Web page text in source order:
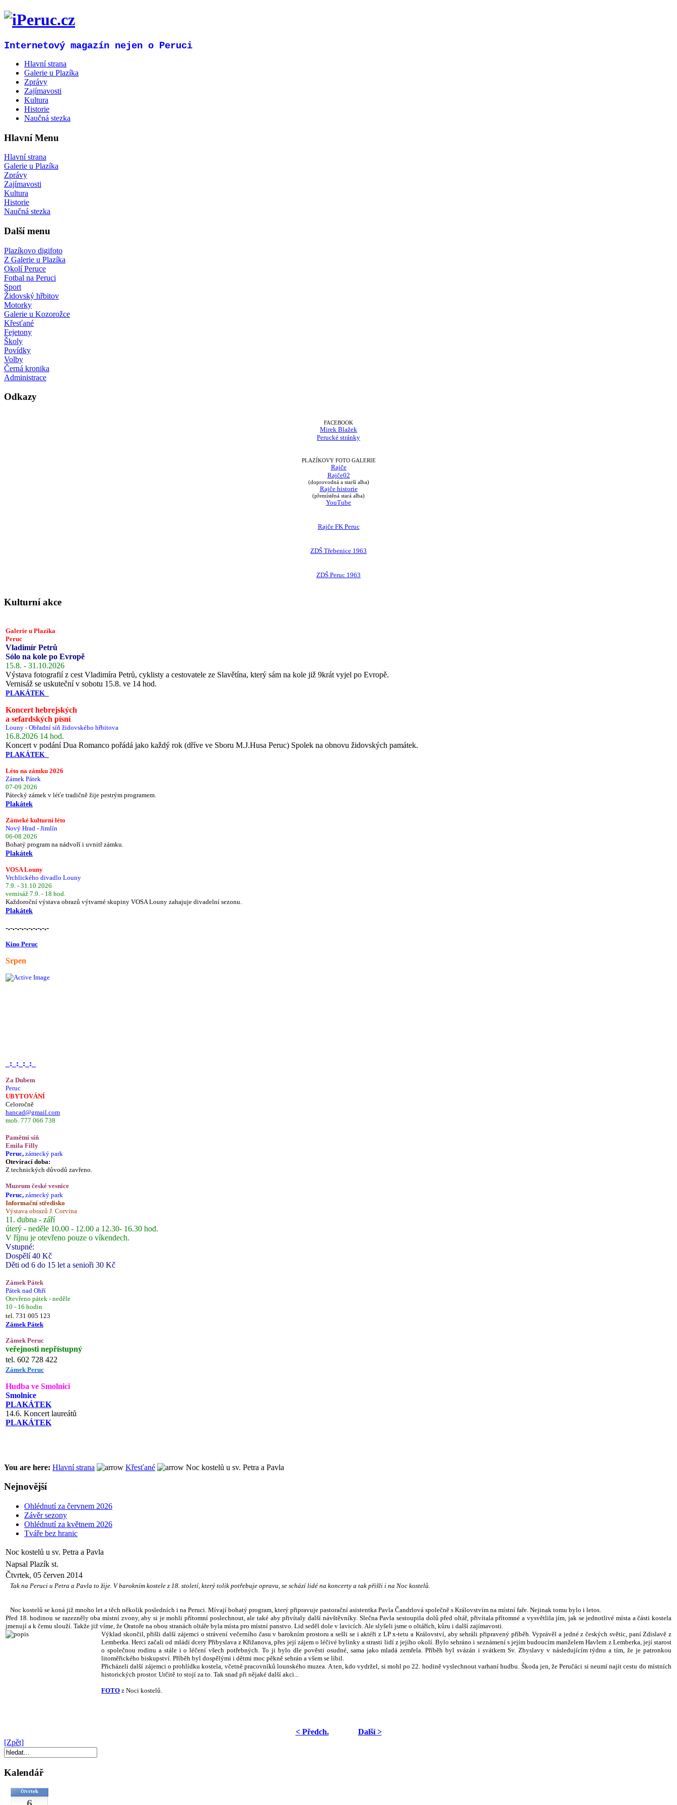
Internetový magazín nejen o Peruci
Hlavní strana
Galerie u Plazíka
Zprávy
Zajímavosti
Kultura
Historie
Naučná stezka
Hlavní Menu
Hlavní strana
Galerie u Plazíka
Zprávy
Zajímavosti
Kultura
Historie
Naučná stezka
Další menu
Plazíkovo digifoto
Z Galerie u Plazíka
Okolí Peruce
Fotbal na Peruci
Sport
Židovský hřbitov
Motorky
Galerie u Kozorožce
Křesťané
Fejetony
Školy
Povídky
Volby
Černá kronika
Administrace
Odkazy
FACEBOOK
Mirek Blažek
Perucké stránky
PLAZÍKOVY FOTO GALERIE
Rajče
Rajče02
(doprovodná a starší alba)
Rajče historie
(přemístěná stará alba)
YouTube
Rajče FK Peruc
ZDŠ Třebenice 1963
ZDŠ Peruc 1963
Kulturní akce
Galerie u Plazíka
Peruc
Vladimír Petrů
Sólo na kole po Evropě
15.8. - 31.10.2026
Výstava fotografií z cest Vladimíra Petrů, cyklisty a cestovatele ze Slavětína, který sám na kole již 9krát vyjel po Evropě.
Vernisáž se uskuteční v sobotu 15.8. ve 14 hod.
PLAKÁTEK
Koncert hebrejských
a sefardských písní
Louny - Obřadní síň židovského hřbitova
16.8.2026 14 hod.
Koncert v podání Dua Romanco pořádá jako každý rok (dříve ve Sboru M.J.Husa Peruc) Spolek na obnovu židovských památek.
PLAKÁTEK
Léto na zámku 2026
Zámek Pátek
07-09 2026
Pátecký zámek v léťe tradičně žije pestrým programem.
Plakátek
Zámeké kulturní léto
Nový Hrad - Jimlín
06-08 2026
Bohatý program na nádvoří i uvnitř zámku.
Plakátek
VOSA Louny
Vrchlického divadlo Louny
7.9. - 31.10 2026
vernisáž 7.9. - 18 hod.
Každoroční výstava obrazů výtvarné skupiny VOSA Louny zahajuje divadelní sezonu.
Plakátek
-.-.-.-.-.-.-.-.-.-
Kino Peruc
Srpen
_:_:_:_:_
Za Dubem
Peruc
UBYTOVÁNÍ
Celoročně
hancad@gmail.com
mob. 777 066 738
Pamětní síň
Emila Filly
Peruc, zámecký park
Otevírací doba:
Z technických důvodů zavřeno.
Muzeum české vesnice
Peruc, zámecký park
Informační středisko
Výstava obrazů J. Corvina
11. dubna - září
úterý - neděle 10.00 - 12.00 a 12.30- 16.30 hod.
V říjnu je otevřeno pouze o víkendech.
Vstupné:
Dospělí 40 Kč
Děti od 6 do 15 let a senioři 30 Kč
Zámek Pátek
Pátek nad Ohří
Otevřeno pátek - neděle
10 - 16 hodin
tel. 731 005 123
Zámek Pátek
Zámek Peruc
veřejnosti nepřístupný
tel. 602 728 422
Zámek Peruc
Hudba ve Smolnici
Smolnice
PLAKÁTEK
14.6. Koncert laureátů
PLAKÁTEK
You are here: Hlavní strana Křesťané Noc kostelů u sv. Petra a Pavla
Nejnovější
Ohlédnutí za červnem 2026
Závěr sezony
Ohlédnutí za květnem 2026
Tváře bez hranic
Noc kostelů u sv. Petra a Pavla
Napsal Plazík st.
Čtvrtek, 05 červen 2014
Tak na Peruci u Petra a Pavla to žije. V barokním kostele z 18. století, který tolik potřebuje opravu, se schází lidé na koncerty a tak přišli i na Noc kostelů.
Noc kostelů se koná již mnoho let a těch několik posledních i na Peruci. Mívají bohatý program, který připravuje pastorační asistentka Pavla Čandrlová společně s Královstvím na místní faře. Nejinak tomu bylo i letos.
Před 18. hodinou se razezněly oba místní zvony, aby si je mohli přítomní poslechnout, ale také aby přivítaly další návštěvníky. Slečna Pavla sestoupila dolů před oltář, přivítala přítomné a vysvětlila jím, jak se jednotlivé místa a části kostela
jmenují a k čemu slouží. Takže již víme, že Oratoře na obou stranách oltáře byla místa pro místní panstvo. Lid seděl dole v lavicích. Ale slyšeli jsme o oltářích, kůru i další zajímavosti.
Výklad skončil, přišli další zájemci o strávení večerního času v barokním prostoru a sešli se i aktéři z LP x-tetu a Království, aby sehráli připravený příběh. Vyprávěl a jedné z českých světic, paní Zdislavě z
Lemberka. Herci začali od mládí dcery Přibyslava z Křižanova, přes její zájem o léčivé bylinky a strasti lidí z jejího okolí. Bylo sehráno i seznámení s jejím budoucím manželem Havlem z Lemberka, její starost
o společnou rodinu a stále i o léčení všech potřebných. To ji bylo dle pověsti osudné, sama jako mladá zemřela. Příběh byl svázán i svátkem Sv. Zbyslavy v následujícím týdnu a tím, že je patronkou
litoměřického biskupství. Příběh byl dospělými i dětmi moc pěkně sehrán a všem se líbil.
Přicházeli další zájemci o prohlídku kostela, včetně pracovníků lounského muzea. A ten, kdo vydržel, si mohl po 22. hodině vyslechnout varhaní hudbu. Škoda jen, že Peručáci si neumí najít cestu do místních
historických prostor. Určitě to stojí za to. Tak snad při nějaké další akci...
FOTO z Noci kostelů.
< Předch.
Další >
[Zpět]
Kalendář
čtvrtek